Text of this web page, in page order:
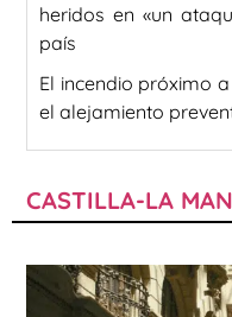
heridos en «un
país
El incendio próximo
el alejamiento
CASTILLA-LA